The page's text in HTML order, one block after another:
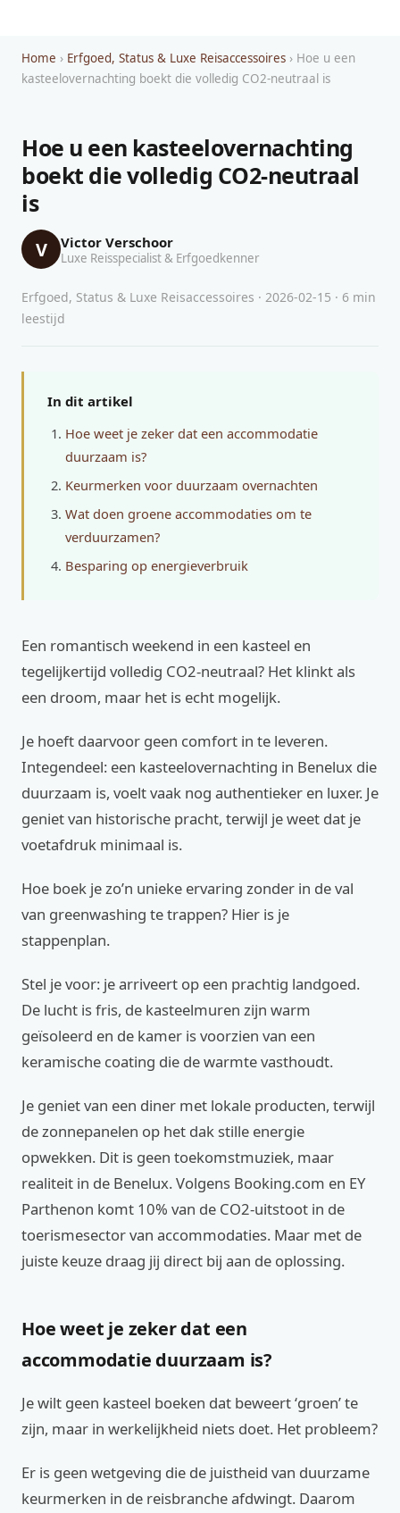
Home › Erfgoed, Status & Luxe Reisaccessoires › Hoe u een
kasteelovernachting boekt die volledig CO2-neutraal is
Hoe u een kasteelovernachting
boekt die volledig CO2-neutraal
is
V Victor Verschoor
Luxe Reisspecialist & Erfgoedkenner
Erfgoed, Status & Luxe Reisaccessoires · 2026-02-15 · 6 min
leestijd
In dit artikel
Hoe weet je zeker dat een accommodatie
duurzaam is?
Keurmerken voor duurzaam overnachten
Wat doen groene accommodaties om te
verduurzamen?
Besparing op energieverbruik
Een romantisch weekend in een kasteel en
tegelijkertijd volledig CO2-neutraal? Het klinkt als
een droom, maar het is echt mogelijk.
Je hoeft daarvoor geen comfort in te leveren.
Integendeel: een kasteelovernachting in Benelux die
duurzaam is, voelt vaak nog authentieker en luxer. Je
geniet van historische pracht, terwijl je weet dat je
voetafdruk minimaal is.
Hoe boek je zo’n unieke ervaring zonder in de val
van greenwashing te trappen? Hier is je
stappenplan.
Stel je voor: je arriveert op een prachtig landgoed.
De lucht is fris, de kasteelmuren zijn warm
geïsoleerd en de kamer is voorzien van een
keramische coating die de warmte vasthoudt.
Je geniet van een diner met lokale producten, terwijl
de zonnepanelen op het dak stille energie
opwekken. Dit is geen toekomstmuziek, maar
realiteit in de Benelux. Volgens Booking.com en EY
Parthenon komt 10% van de CO2-uitstoot in de
toerismesector van accommodaties. Maar met de
juiste keuze draag jij direct bij aan de oplossing.
Hoe weet je zeker dat een
accommodatie duurzaam is?
Je wilt geen kasteel boeken dat beweert ‘groen’ te
zijn, maar in werkelijkheid niets doet. Het probleem?
Er is geen wetgeving die de juistheid van duurzame
keurmerken in de reisbranche afdwingt. Daarom